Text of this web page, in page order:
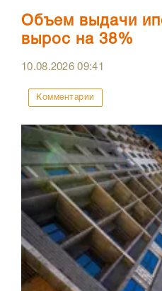
Объем выдачи
вырос на 38%
10.08.202609:41
Комментарии